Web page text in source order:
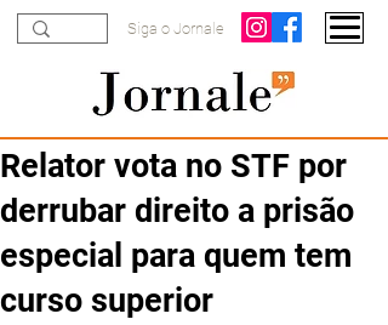
Siga o Jornale
Relator vota no STF por
derrubar direito a prisão
especial para quem tem
curso superior